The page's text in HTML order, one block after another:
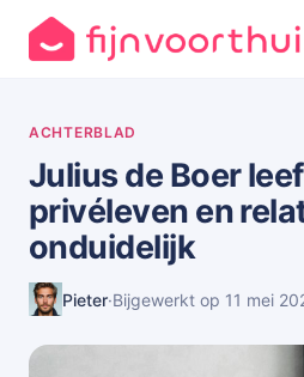
ACHTERBLAD
Julius de Boer
privéleven en
onduidelijk
Pieter·Bijgewerkt op 11 mei